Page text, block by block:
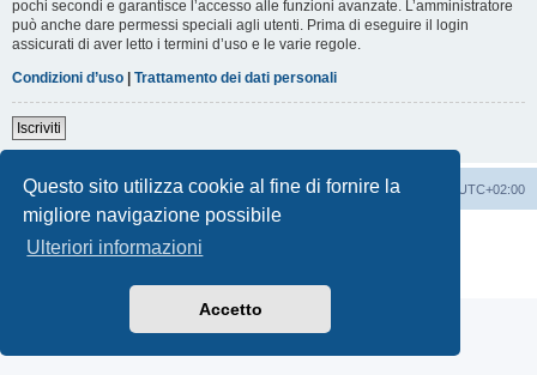
Questo sito utilizza cookie al fine di fornire la
migliore navigazione possibile
Ulteriori informazioni
Accetto
pochi secondi e garantisce l’accesso alle funzioni avanzate. L’amministratore
può anche dare permessi speciali agli utenti. Prima di eseguire il login
assicurati di aver letto i termini d’uso e le varie regole.
Condizioni d’uso | Trattamento dei dati personali
Iscriviti
Indice Tutti gli orari sono UTC+02:00
Cancella cookie
Contattaci
Traduzione Italiana